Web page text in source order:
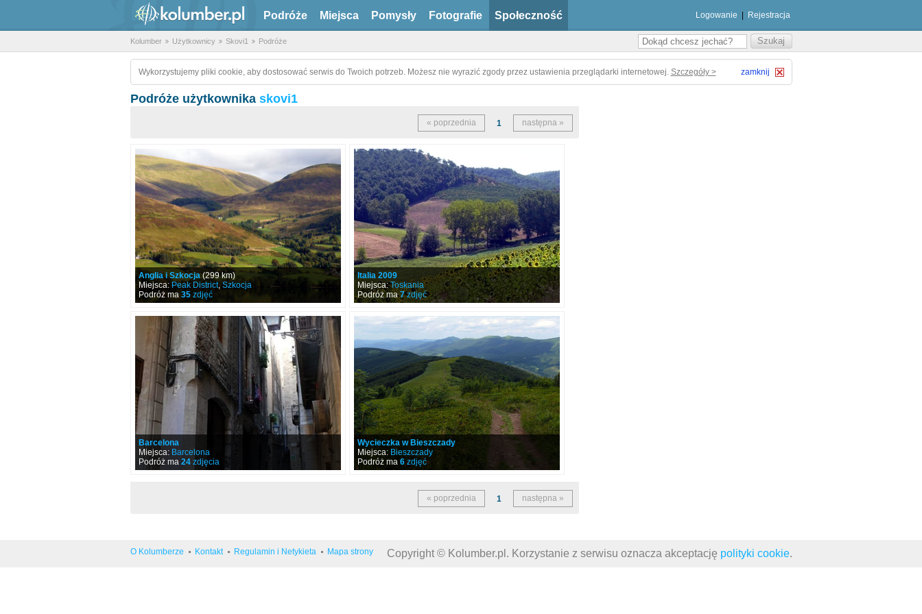
Podróże Miejsca Pomysły Fotografie Społeczność Logowanie Rejestracja
Kolumber Użytkownicy Skovi1 Podróże
Wykorzystujemy pliki cookie, aby dostosować serwis do Twoich potrzeb. Możesz nie wyrazić zgody przez ustawienia przeglądarki internetowej. Szczegóły > zamknij
Podróże użytkownika skovi1
« poprzednia 1 następna »
Anglia i Szkocja(299 km)
Miejsca: Peak District,Szkocja
Podróż ma 35zdjęć
Italia 2009
Miejsca:Toskania
Podróż ma7zdjęć
Barcelona
Miejsca: Barcelona
Podróż ma 24zdjęcia
Wycieczka w Bieszczady
Miejsca: Bieszczady
Podróż ma 6zdjęć
« poprzednia 1 następna »
O Kolumberze Kontakt Regulamin i Netykieta Mapa strony Copyright © Kolumber.pl. Korzystanie z serwisu oznacza akceptację polityki cookie.